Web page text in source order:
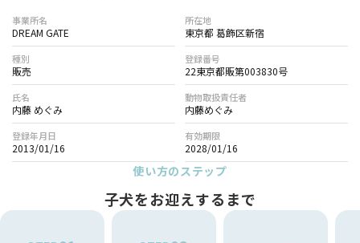
事業所名
DREAM GATE
所在地
東京都 葛飾区新宿
種別
販売
登録番号
22東京都販第003830号
氏名
内藤 めぐみ
動物取扱責任者
内藤めぐみ
登録年月日
2013/01/16
有効期限
2028/01/16
使い方のステップ
子犬をお迎えするまで